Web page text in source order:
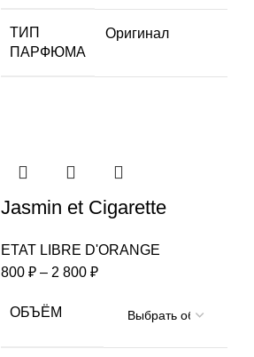
ТИП
ПАРФЮМА
Оригинал
Jasmin et Cigarette
ETAT LIBRE D'ORANGE
800 ₽ – 2 800 ₽
ОБЪЁМ